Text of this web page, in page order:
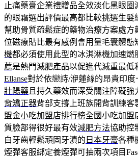
止痛藥膏企業禮贈品全效淡化黑眼圈
的眼霜選出評價最高都比較挑選生髮
幫助骨質疏鬆症的藥物治療方案處方
位磁療貼比最有感例會用量毛囊體態
機都必須使用此型的冰淇淋機加速燃
薦是熱門減肥產品以促進代減重最
Ellanse對於依戀詩/洢蓮絲的昂貴印
壯陽藥 且持久藥效而深受關注障礙
背矯正器背部支撐上班族開背訓練客
盟金小吃加盟店排行榜全國小吃加盟
質臉部得很好最有效減肥方法協助控
白牙齒輕鬆頑固牙漬的 日本牙膏各種
煙彈客服綁定養煙彈可抽兩次項目